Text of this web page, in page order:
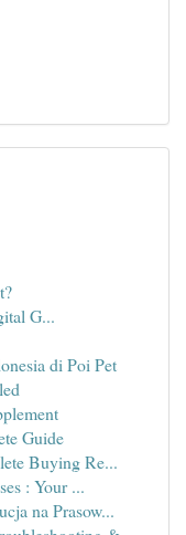
G...
di Poi Pet
Guide
Buying Re...
: Your ...
na Prasow...